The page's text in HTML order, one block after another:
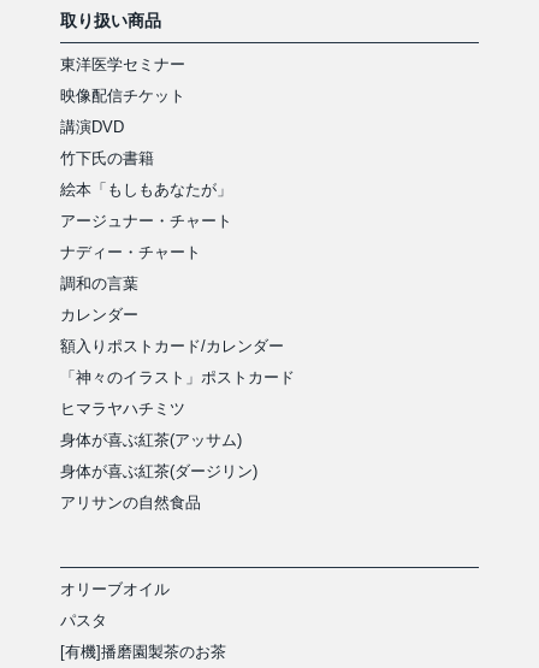
取り扱い商品
東洋医学セミナー
映像配信チケット
講演DVD
竹下氏の書籍
絵本「もしもあなたが」
アージュナー・チャート
ナディー・チャート
調和の言葉
カレンダー
額入りポストカード/カレンダー
「神々のイラスト」ポストカード
ヒマラヤハチミツ
身体が喜ぶ紅茶(アッサム)
身体が喜ぶ紅茶(ダージリン)
アリサンの自然食品
オリーブオイル
パスタ
[有機]播磨園製茶のお茶